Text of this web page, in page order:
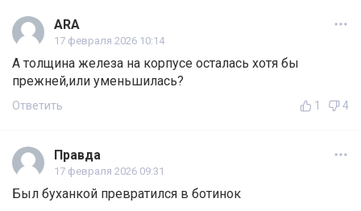
ARA
17 февраля 2026 10:14
А толщина железа на корпусе осталась хотя бы
прежней,или уменьшилась?
Ответить 1 4
Правда
17 февраля 2026 09:31
Был буханкой превратился в ботинок